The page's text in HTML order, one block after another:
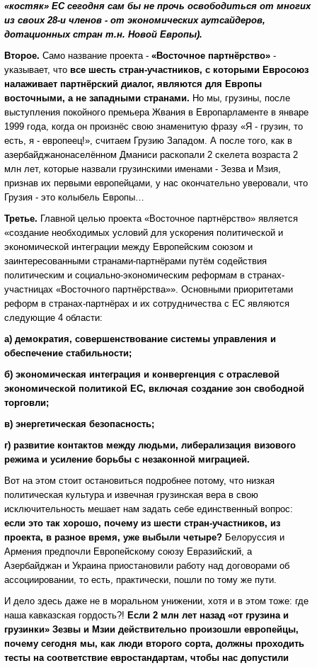
«костяк» ЕС сегодня сам бы не прочь освободиться от многих
из своих 28-и членов - от экономических аутсайдеров,
дотационных стран т.н. Новой Европы).
Второе. Само название проекта - «Восточное партнёрство» -
указывает, что все шесть стран-участников, с которыми Евросоюз
налаживает партнёрский диалог, являются для Европы
восточными, а не западными странами. Но мы, грузины, после
выступления покойного премьера Жвания в Европарламенте в январе
1999 года, когда он произнёс свою знаменитую фразу «Я - грузин, то
есть, я - европеец!», считаем Грузию Западом. А после того, как в
азербайджанонаселённом Дманиси раскопали 2 скелета возраста 2
млн лет, которые назвали грузинскими именами - Зезва и Мзия,
признав их первыми европейцами, у нас окончательно уверовали, что
Грузия - это колыбель Европы…
Третье. Главной целью проекта «Восточное партнёрство» является
«создание необходимых условий для ускорения политической и
экономической интеграции между Европейским союзом и
заинтересованными странами-партнёрами путём содействия
политическим и социально-экономическим реформам в странах-
участницах «Восточного партнёрства»». Основными приоритетами
реформ в странах-партнёрах и их сотрудничества с ЕС являются
следующие 4 области:
а) демократия, совершенствование системы управления и
обеспечение стабильности;
б) экономическая интеграция и конвергенция с отраслевой
экономической политикой ЕС, включая создание зон свободной
торговли;
в) энергетическая безопасность;
г) развитие контактов между людьми, либерализация визового
режима и усиление борьбы с незаконной миграцией.
Вот на этом стоит остановиться подробнее потому, что низкая
политическая культура и извечная грузинская вера в свою
исключительность мешает нам задать себе единственный вопрос:
если это так хорошо, почему из шести стран-участников, из
проекта, в разное время, уже выбыли четыре? Белоруссия и
Армения предпочли Европейскому союзу Евразийский, а
Азербайджан и Украина приостановили работу над договорами об
ассоциировании, то есть, практически, пошли по тому же пути.
И дело здесь даже не в моральном унижении, хотя и в этом тоже: где
наша кавказская гордость?! Если 2 млн лет назад «от грузина и
грузинки» Зезвы и Мзии действительно произошли европейцы,
почему сегодня мы, как люди второго сорта, должны проходить
тесты на соответствие евростандартам, чтобы нас допустили